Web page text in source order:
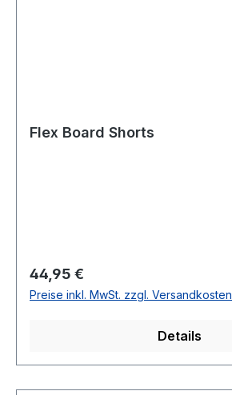
Flex Board Shorts
Regulärer Preis:
44,95 €
Preise inkl. MwSt. zzgl. Versandkosten
Details